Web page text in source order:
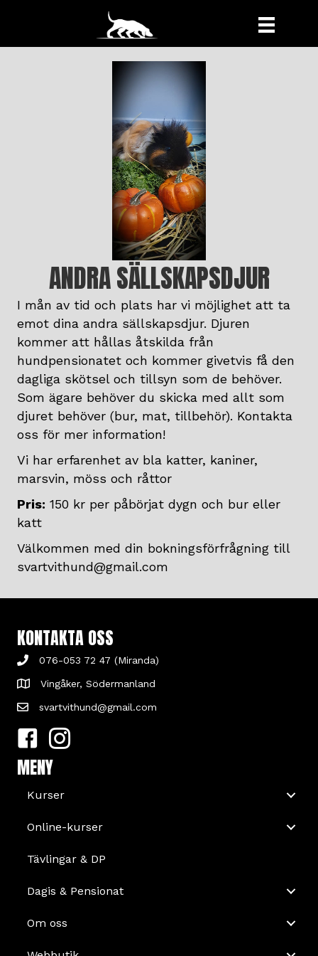
ANDRA SÄLLSKAPSDJUR
I mån av tid och plats har vi möjlighet att ta
emot dina andra sällskapsdjur. Djuren
kommer att hållas åtskilda från
hundpensionatet och kommer givetvis få den
dagliga skötsel och tillsyn som de behöver.
Som ägare behöver du skicka med allt som
djuret behöver (bur, mat, tillbehör). Kontakta
oss för mer information!
Vi har erfarenhet av bla katter, kaniner,
marsvin, möss och råttor
Pris: 150 kr per påbörjat dygn och bur eller
katt
Välkommen med din bokningsförfrågning till
svartvithund@gmail.com
KONTAKTA OSS
076-053 72 47 (Miranda)
Vingåker, Södermanland
svartvithund@gmail.com
MENY
Kurser
Online-kurser
Tävlingar & DP
Dagis & Pensionat
Om oss